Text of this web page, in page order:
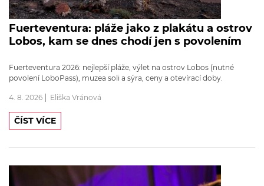
Fuerteventura: pláže jako z plakátu a ostrov
Lobos, kam se dnes chodí jen s povolením
Fuerteventura 2026: nejlepší pláže, výlet na ostrov Lobos (nutné
povolení LoboPass), muzea soli a sýra, ceny a otevírací doby.
4. 8. 2026 Eliška Vránová
ČÍST VÍCE